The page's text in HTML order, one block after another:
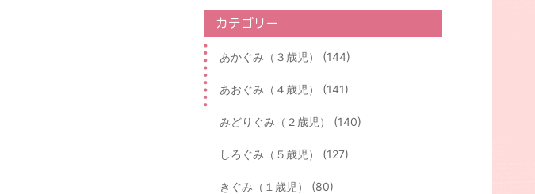
カテゴリー
あかぐみ（３歳児） (144)
あおぐみ（４歳児） (141)
みどりぐみ（２歳児） (140)
しろぐみ（５歳児） (127)
きぐみ（１歳児） (80)